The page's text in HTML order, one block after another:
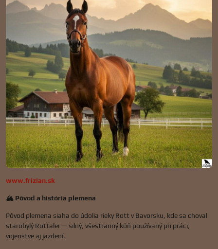
www.frizian.sk
🏔️ Pôvod a história plemena
Pôvod plemena siaha do údolia rieky Rott v Bavorsku, kde sa choval
starobylý Rottaler — silný, všestranný kôň používaný pri práci,
vojenstve aj jazdení.